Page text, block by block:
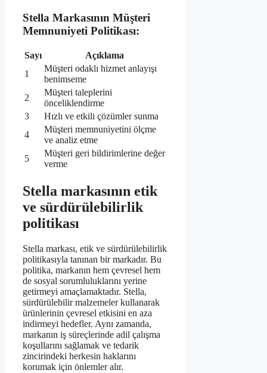
Stella Markasının Müşteri
Memnuniyeti Politikası:
Sayı
Açıklama
1
Müşteri odaklı hizmet anlayışı
benimseme
2
Müşteri taleplerini
önceliklendirme
3
Hızlı ve etkili çözümler sunma
4
Müşteri memnuniyetini ölçme
ve analiz etme
5
Müşteri geri bildirimlerine değer
verme
Stella markasının etik
ve sürdürülebilirlik
politikası
Stella markası, etik ve sürdürülebilirlik
politikasıyla tanınan bir markadır. Bu
politika, markanın hem çevresel hem
de sosyal sorumluluklarını yerine
getirmeyi amaçlamaktadır. Stella,
sürdürülebilir malzemeler kullanarak
ürünlerinin çevresel etkisini en aza
indirmeyi hedefler. Aynı zamanda,
markanın iş süreçlerinde adil çalışma
koşullarını sağlamak ve tedarik
zincirindeki herkesin haklarını
korumak için önlemler alır.